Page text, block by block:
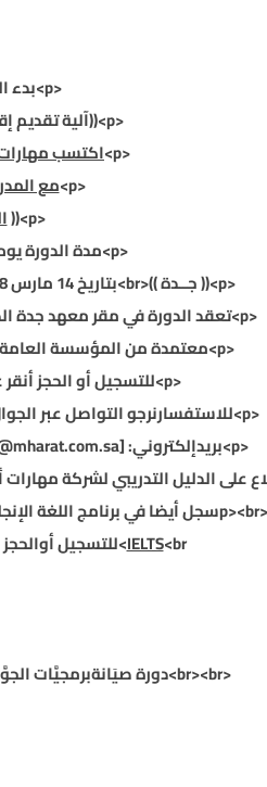
<p>بدء التسجيل في دورة ...
<p>((آلية تقديم إقرار ضريبة القيمة المضافة ))</p>
<p> اكتسب مهارات
<p> مع
<p>
((
<p>
مدة الدورة
<p>
((جــدة))
<br> بتاريخ 14 مارس 2018م
<p> تعقد الدورة في مقر معهد جدة
<p> معتمدة من المؤسسة العامة
<p> للتسجيل أو الحجز
<p> للاستفسارنرجو التواصل عبر
<p>
بريدإلكتروني:[EMAIL="
على الدليل التدريبي لشركة مهارات
IELTS<br> للتسجيل
<br>
<br> دورة صيَانةبرمجيَّات